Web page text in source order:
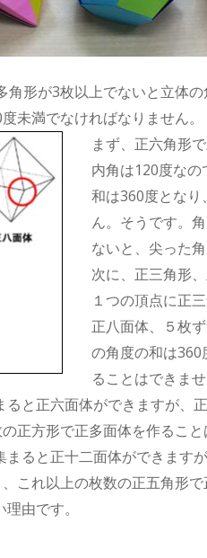
形が3枚以上でないと立体
未満でなければなりません。
まず、正六角形
内角は120度な
和は360度とな
ん。そうです。
ないと、尖った
次に、正三角形
１つの頂点に正
正八面体、５枚
の角度の和は
ることはできませ
ると正六面体ができますが
正方形で正多面体を作ること
まると正十二面体ができます
これ以上の枚数の正五角形で
由です。